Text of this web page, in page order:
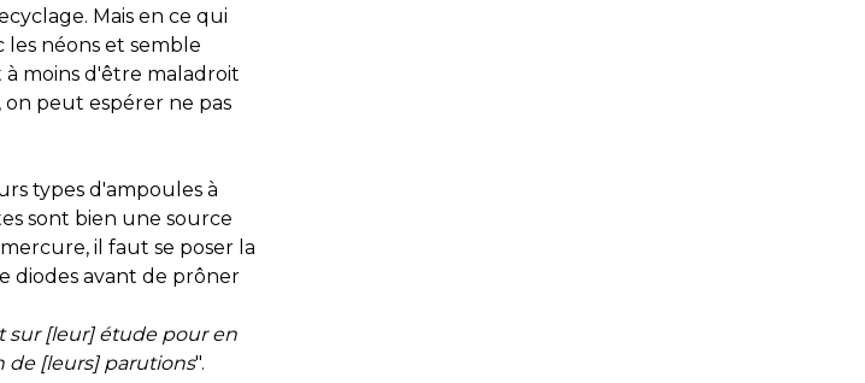
Mais en ce qui
les néons et semble
moins d'être maladroit
peut espérer ne pas
types d'ampoules à
sont bien une source
il faut se poser la
diodes avant de prôner
sur [leur] étude pour en
de [leurs] parutions".